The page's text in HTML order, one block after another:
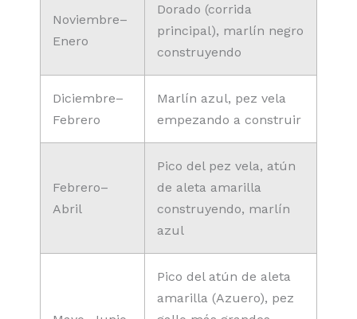
Noviembre–
Enero
Dorado (corrida
principal), marlín negro
construyendo
Diciembre–
Febrero
Marlín azul, pez vela
empezando a construir
Febrero–
Abril
Pico del pez vela, atún
de aleta amarilla
construyendo, marlín
azul
Pico del atún de aleta
amarilla (Azuero), pez